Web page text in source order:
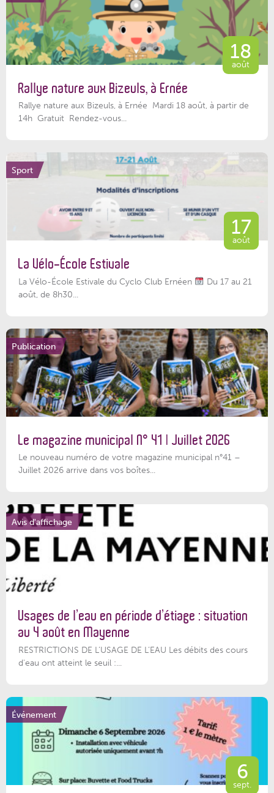
18
août
Rallye nature aux Bizeuls, à Ernée
Rallye nature aux Bizeuls, à Ernée Mardi 18 août, à partir de
14h Gratuit Rendez-vous...
Sport
17
août
La Vélo-École Estivale
La Vélo-École Estivale du Cyclo Club Ernéen
Du 17 au 21
août, de 8h30...
Publication
Le magazine municipal N° 41 | Juillet 2026
Le nouveau numéro de votre magazine municipal n°41 –
Juillet 2026 arrive dans vos boîtes...
Avis d'affichage
Usages de l’eau en période d’étiage : situation
au 4 août en Mayenne
RESTRICTIONS DE L’USAGE DE L’EAU Les débits des cours
d'eau ont atteint le seuil :...
Événement
6
sept.